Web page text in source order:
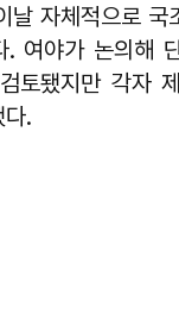
날 자체적으로 국
. 여야가 논의해
토됐지만 각자
다.